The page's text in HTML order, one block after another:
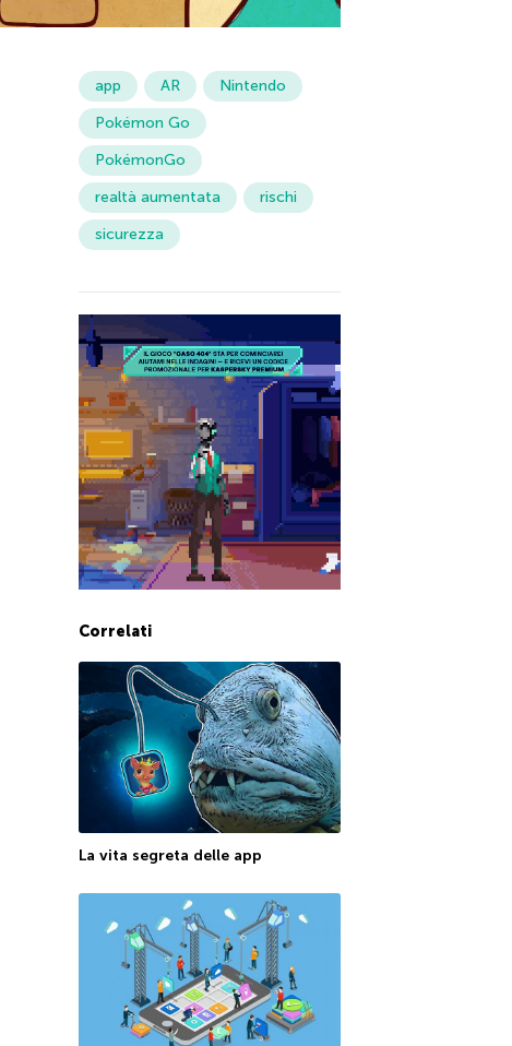
app AR
Nintendo
Pokémon Go
PokémonGo
realtà aumentata
rischi
sicurezza
Correlati
La vita segreta delle app